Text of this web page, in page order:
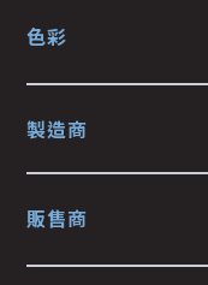
色彩
製造商
販售商